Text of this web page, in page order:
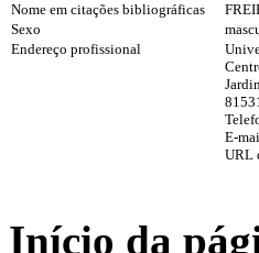
Nome em citações bibliográficas
Sexo
Endereço profissional
E-
URL
Início da